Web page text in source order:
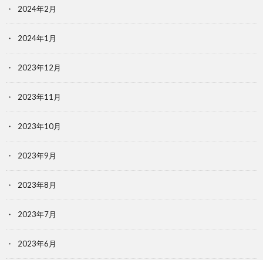
2024年2月
2024年1月
2023年12月
2023年11月
2023年10月
2023年9月
2023年8月
2023年7月
2023年6月